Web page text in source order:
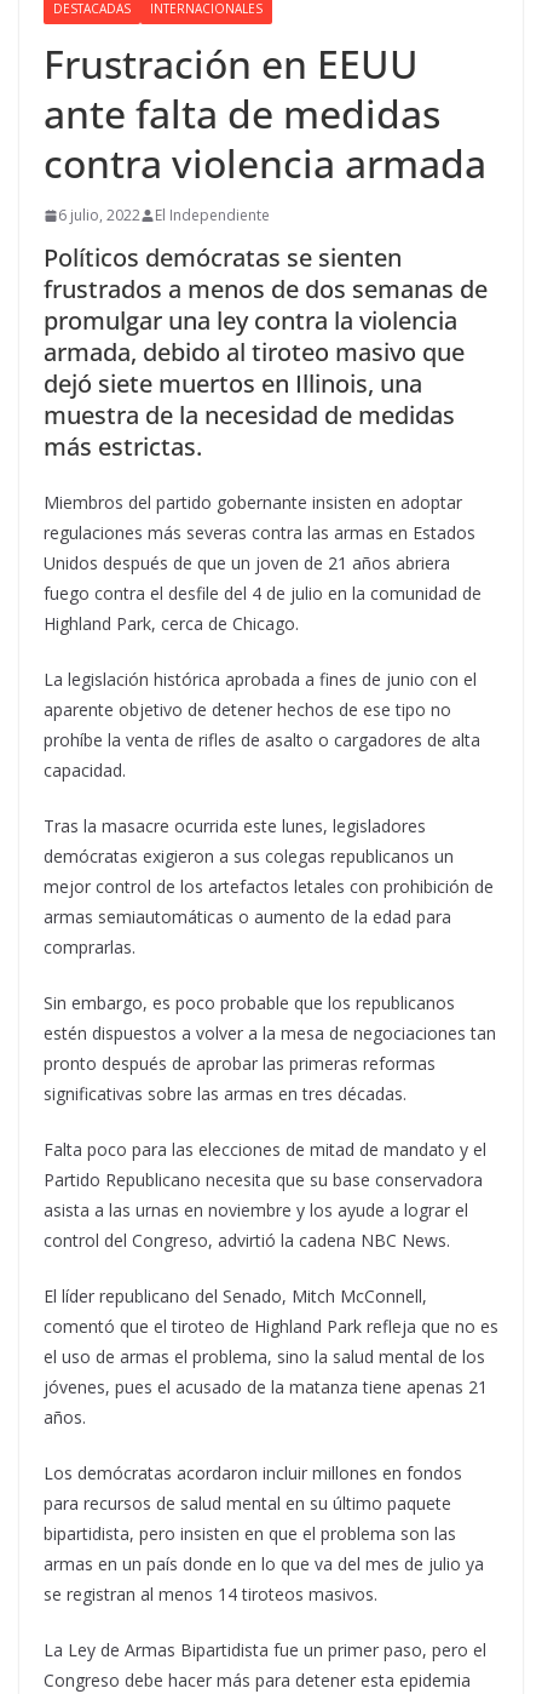
DESTACADAS INTERNACIONALES
Frustración en EEUU
ante falta de medidas
contra violencia armada
6 julio, 2022 El Independiente
Políticos demócratas se sienten
frustrados a menos de dos semanas de
promulgar una ley contra la violencia
armada, debido al tiroteo masivo que
dejó siete muertos en Illinois, una
muestra de la necesidad de medidas
más estrictas.
Miembros del partido gobernante insisten en adoptar
regulaciones más severas contra las armas en Estados
Unidos después de que un joven de 21 años abriera
fuego contra el desfile del 4 de julio en la comunidad de
Highland Park, cerca de Chicago.
La legislación histórica aprobada a fines de junio con el
aparente objetivo de detener hechos de ese tipo no
prohíbe la venta de rifles de asalto o cargadores de alta
capacidad.
Tras la masacre ocurrida este lunes, legisladores
demócratas exigieron a sus colegas republicanos un
mejor control de los artefactos letales con prohibición de
armas semiautomáticas o aumento de la edad para
comprarlas.
Sin embargo, es poco probable que los republicanos
estén dispuestos a volver a la mesa de negociaciones tan
pronto después de aprobar las primeras reformas
significativas sobre las armas en tres décadas.
Falta poco para las elecciones de mitad de mandato y el
Partido Republicano necesita que su base conservadora
asista a las urnas en noviembre y los ayude a lograr el
control del Congreso, advirtió la cadena NBC News.
El líder republicano del Senado, Mitch McConnell,
comentó que el tiroteo de Highland Park refleja que no es
el uso de armas el problema, sino la salud mental de los
jóvenes, pues el acusado de la matanza tiene apenas 21
años.
Los demócratas acordaron incluir millones en fondos
para recursos de salud mental en su último paquete
bipartidista, pero insisten en que el problema son las
armas en un país donde en lo que va del mes de julio ya
se registran al menos 14 tiroteos masivos.
La Ley de Armas Bipartidista fue un primer paso, pero el
Congreso debe hacer más para detener esta epidemia